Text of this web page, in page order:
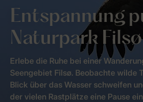
Entspannung
Naturpark Filsø
Erlebe die Ruhe bei einer
Seengebiet Filsø. Beobachte wilde
Blick über das Wasser schweifen
der vielen Rastplätze eine Pause